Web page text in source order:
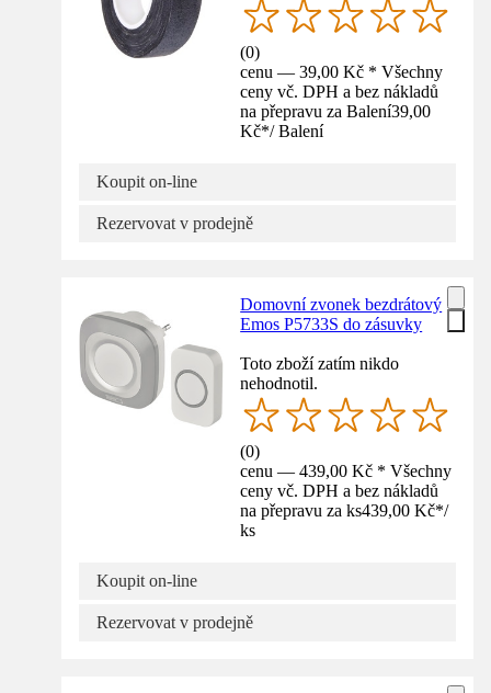
(0)
cenu — 39,00 Kč * Všechny
ceny vč. DPH a bez nákladů
na přepravu za Balení39,00
Kč*/ Balení
Koupit on-line
Rezervovat v prodejně
Domovní zvonek bezdrátový
Emos P5733S do zásuvky
Toto zboží zatím nikdo
nehodnotil.
(0)
cenu — 439,00 Kč * Všechny
ceny vč. DPH a bez nákladů
na přepravu za ks439,00 Kč*/
ks
Koupit on-line
Rezervovat v prodejně